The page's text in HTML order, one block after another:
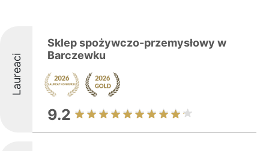
Laureaci
Sklep spożywczo-przemysłowy w
Barczewku
9.2